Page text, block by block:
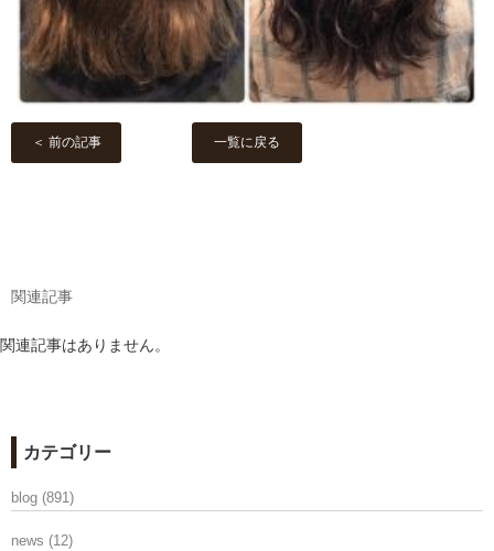
＜ 前の記事 一覧に戻る
関連記事
関連記事はありません。
カテゴリー
blog (891)
news (12)